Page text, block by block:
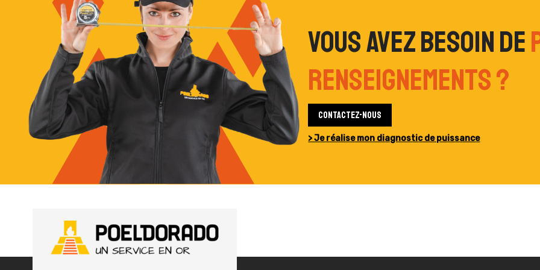
Vous avez besoin de
renseignements ?
Contactez-nous
> Je réalise mon diagnostic de puissance